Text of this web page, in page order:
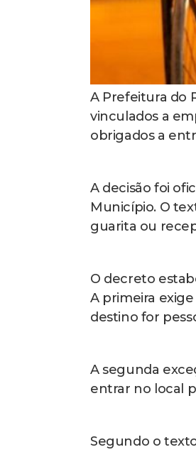
A Prefeitura do
vinculados a
obrigados a
A decisão foi
Município. O
guarita ou
O decreto
A primeira
destino for
A segunda
entrar no local
Segundo o